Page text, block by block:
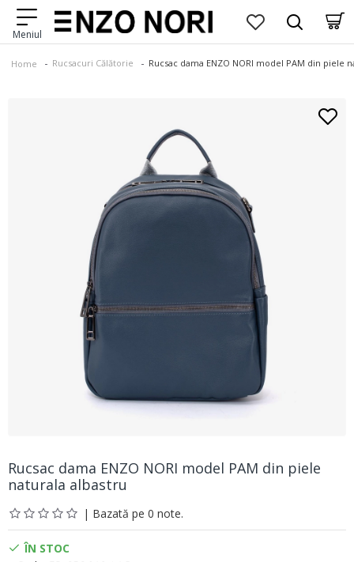
Home Rucsacuri Călătorie Rucsac dama ENZO NORI model PAM din piele
Rucsac dama ENZO NORI model PAM din piele
naturala albastru
| Bazată pe 0 note.
ÎN STOC